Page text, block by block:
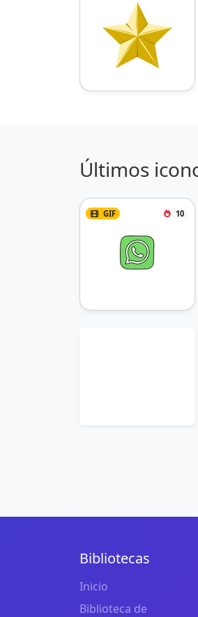
Últimos
GIF 10
Bibliotecas
Inicio
Biblioteca de